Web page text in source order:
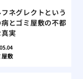
ネグレクトという
とゴミ屋敷の不都
実
屋敷